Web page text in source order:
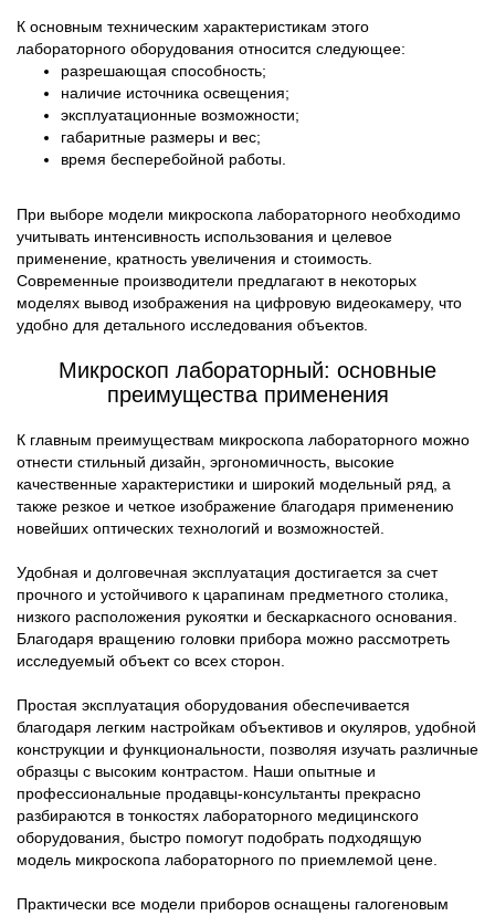
К основным техническим характеристикам этого
лабораторного оборудования относится следующее:
разрешающая способность;
наличие источника освещения;
эксплуатационные возможности;
габаритные размеры и вес;
время бесперебойной работы.
При выборе модели микроскопа лабораторного необходимо
учитывать интенсивность использования и целевое
применение, кратность увеличения и стоимость.
Современные производители предлагают в некоторых
моделях вывод изображения на цифровую видеокамеру, что
удобно для детального исследования объектов.
Микроскоп лабораторный: основные
преимущества применения
К главным преимуществам микроскопа лабораторного можно
отнести стильный дизайн, эргономичность, высокие
качественные характеристики и широкий модельный ряд, а
также резкое и четкое изображение благодаря применению
новейших оптических технологий и возможностей.
Удобная и долговечная эксплуатация достигается за счет
прочного и устойчивого к царапинам предметного столика,
низкого расположения рукоятки и бескаркасного основания.
Благодаря вращению головки прибора можно рассмотреть
исследуемый объект со всех сторон.
Простая эксплуатация оборудования обеспечивается
благодаря легким настройкам объективов и окуляров, удобной
конструкции и функциональности, позволяя изучать различные
образцы с высоким контрастом. Наши опытные и
профессиональные продавцы-консультанты прекрасно
разбираются в тонкостях лабораторного медицинского
оборудования, быстро помогут подобрать подходящую
модель микроскопа лабораторного по приемлемой цене.
Практически все модели приборов оснащены галогеновым